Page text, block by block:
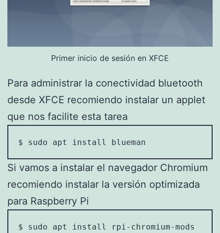
Primer inicio de sesión en XFCE
Para administrar la conectividad bluetooth
desde XFCE recomiendo instalar un applet
que nos facilite esta tarea
$ sudo apt install blueman
Si vamos a instalar el navegador Chromium
recomiendo instalar la versión optimizada
para Raspberry Pi
$ sudo apt install rpi-chromium-mods